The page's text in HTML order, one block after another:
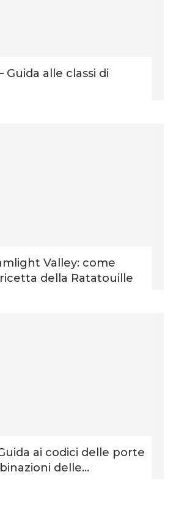
Guida alle classi di
Valley: come
della Ratatouille
ai codici delle porte
delle...